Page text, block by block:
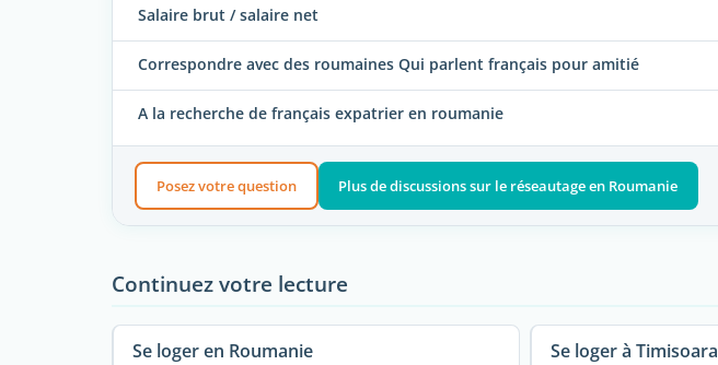
Salaire brut / salaire net
Correspondre avec des roumaines Qui parlent français pour amitié
A la recherche de français expatrier en roumanie
Posez votre question Plus de discussions sur le réseautage en Roumanie
Continuez votre lecture
Se loger en Roumanie Se loger à Timisoara